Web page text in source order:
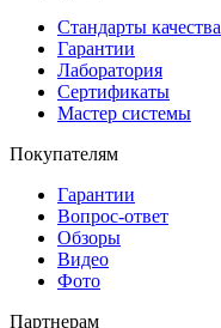
Стандарты качества
Гарантии
Лаборатория
Сертификаты
Мастер системы
Покупателям
Гарантии
Вопрос-ответ
Обзоры
Видео
Фото
Партнерам